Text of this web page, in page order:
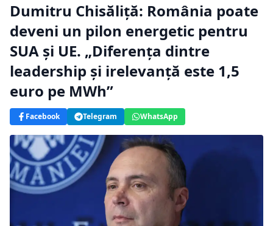
Dumitru Chisăliță: România poate
deveni un pilon energetic pentru
SUA și UE. „Diferența dintre
leadership și irelevanță este 1,5
euro pe MWh”
Facebook Telegram WhatsApp